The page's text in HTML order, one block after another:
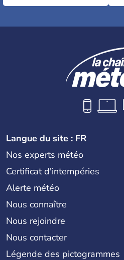
Langue du site : FR
Nos experts météo
Certificat d'intempéries
Alerte météo
Nous connaître
Nous rejoindre
Nous contacter
Légende des pictogrammes